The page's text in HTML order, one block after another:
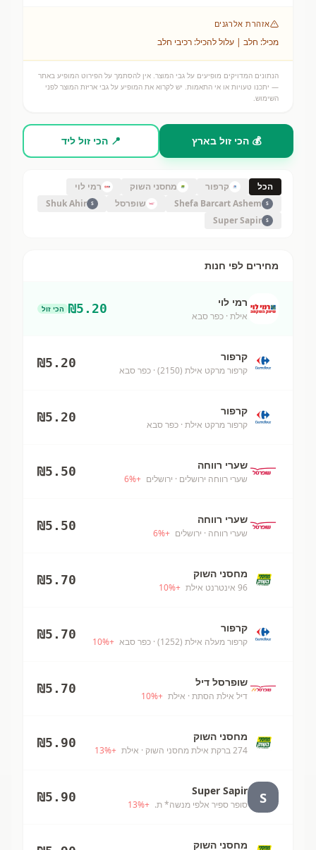
אזהרת אלרגנים
מכיל: חלב | עלול להכיל: רכיבי חלב
הנתונים המדויקים מופיעים על גבי המוצר. אין להסתמך על הפירוט המופיע באתר
— יתכנו טעויות או אי התאמות. יש לקרוא את המופיע על גבי אריזת המוצר לפני
השימוש.
💰 הכי זול בארץ 📍 הכי זול ליד
הכל קרפור מחסני השוק רמי לוי
S
Shefa Barcart Ashem שופרסל S
Shuk Ahir
S
Super Sapir
מחירים לפי חנות
רמי לוי
אילת · כפר סבא
₪5.20 הכי זול
קרפור
קרפור מרקט אילת (2150) · כפר סבא
₪5.20
קרפור
קרפור מרקט אילת · כפר סבא
₪5.20
שערי רווחה
שערי רווחה ירושלים · ירושלים +
6%
₪5.50
שערי רווחה
שערי רווחה · ירושלים +
6%
₪5.50
מחסני השוק
96 אינטרנט אילת +
10%
₪5.70
קרפור
קרפור מעלה אילת (1252) · כפר סבא +
10%
₪5.70
שופרסל דיל
דיל אילת הסתת · אילת +
10%
₪5.70
מחסני השוק
274 ברקת אילת מחסני השוק · אילת +
13%
₪5.90
S
Super Sapir
סופר ספיר אלפי מנשה* ת. +
13%
₪5.90
מחסני השוק